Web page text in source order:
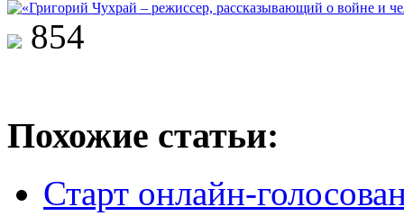
854
Похожие статьи:
Старт онлайн-